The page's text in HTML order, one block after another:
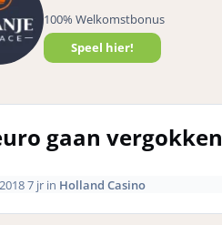
100% Welkomstbonus
Speel hier!
gaan vergokken
7 jrin Holland Casino